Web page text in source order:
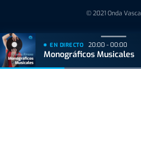
© 2021 Onda Vasca
EN DIRECTO 20:00 - 00:00
Monográficos Musicales